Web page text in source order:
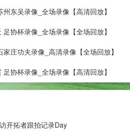
东吴录像_全场录像【高清回放】
协杯录像_全场录像【全场回放】
庄功夫录像_高清录像【全场回放】
协杯录像_全场录像【高清回放】
开拓者跟拍记录Day